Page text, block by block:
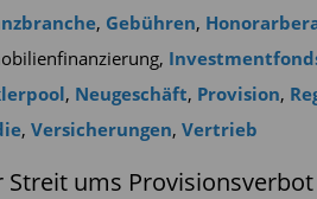
, Gebühren,
,
, Neugeschäft, Provision,
, Versicherungen, Vertrieb
Streit ums